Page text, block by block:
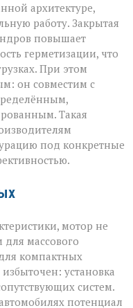
архитектуре,
работу. Закрытая
повышает
герметизации, что
При этом
он совместим с
Такая
под конкретные
мотор не
массового
компактных
установка
систем.
потенциал